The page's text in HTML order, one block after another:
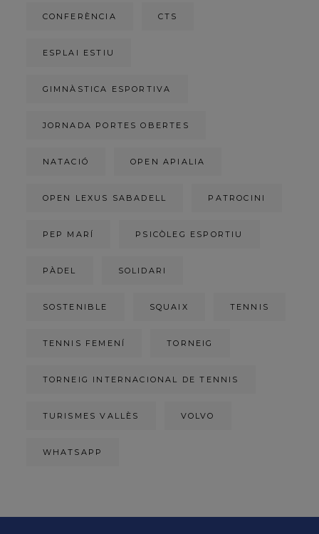
CONFERÈNCIA CTS
ESPLAI ESTIU
GIMNÀSTICA ESPORTIVA
JORNADA PORTES OBERTES
NATACIÓ OPEN APIALIA
OPEN LEXUS SABADELL PATROCINI
PEP MARÍ PSICÒLEG ESPORTIU
PÀDEL SOLIDARI
SOSTENIBLE SQUAIX TENNIS
TENNIS FEMENÍ TORNEIG
TORNEIG INTERNACIONAL DE TENNIS
TURISMES VALLÈS VOLVO
WHATSAPP